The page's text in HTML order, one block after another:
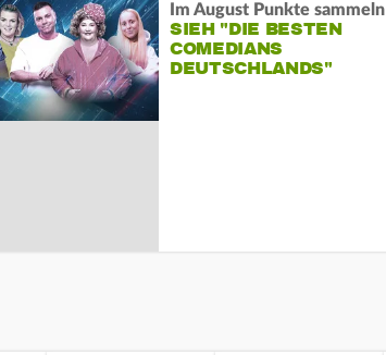
Im August Punkte sammeln
SIEH "DIE BESTEN
COMEDIANS
DEUTSCHLANDS"